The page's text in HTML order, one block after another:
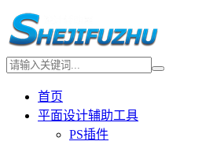
首页
平面设计辅助工具
PS插件